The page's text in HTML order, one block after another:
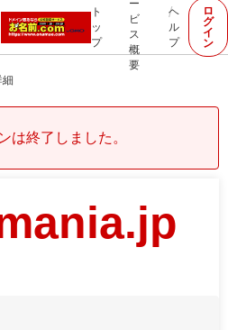
ト
ッ
プ
ー
ビ
ス
概
要
ヘ
ル
プ
ロ
グ
イ
ン
細
は終了しました。